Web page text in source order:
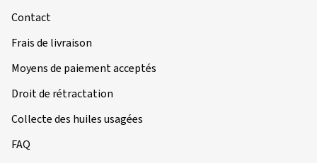
Contact
Frais de livraison
Moyens de paiement acceptés
Droit de rétractation
Collecte des huiles usagées
FAQ